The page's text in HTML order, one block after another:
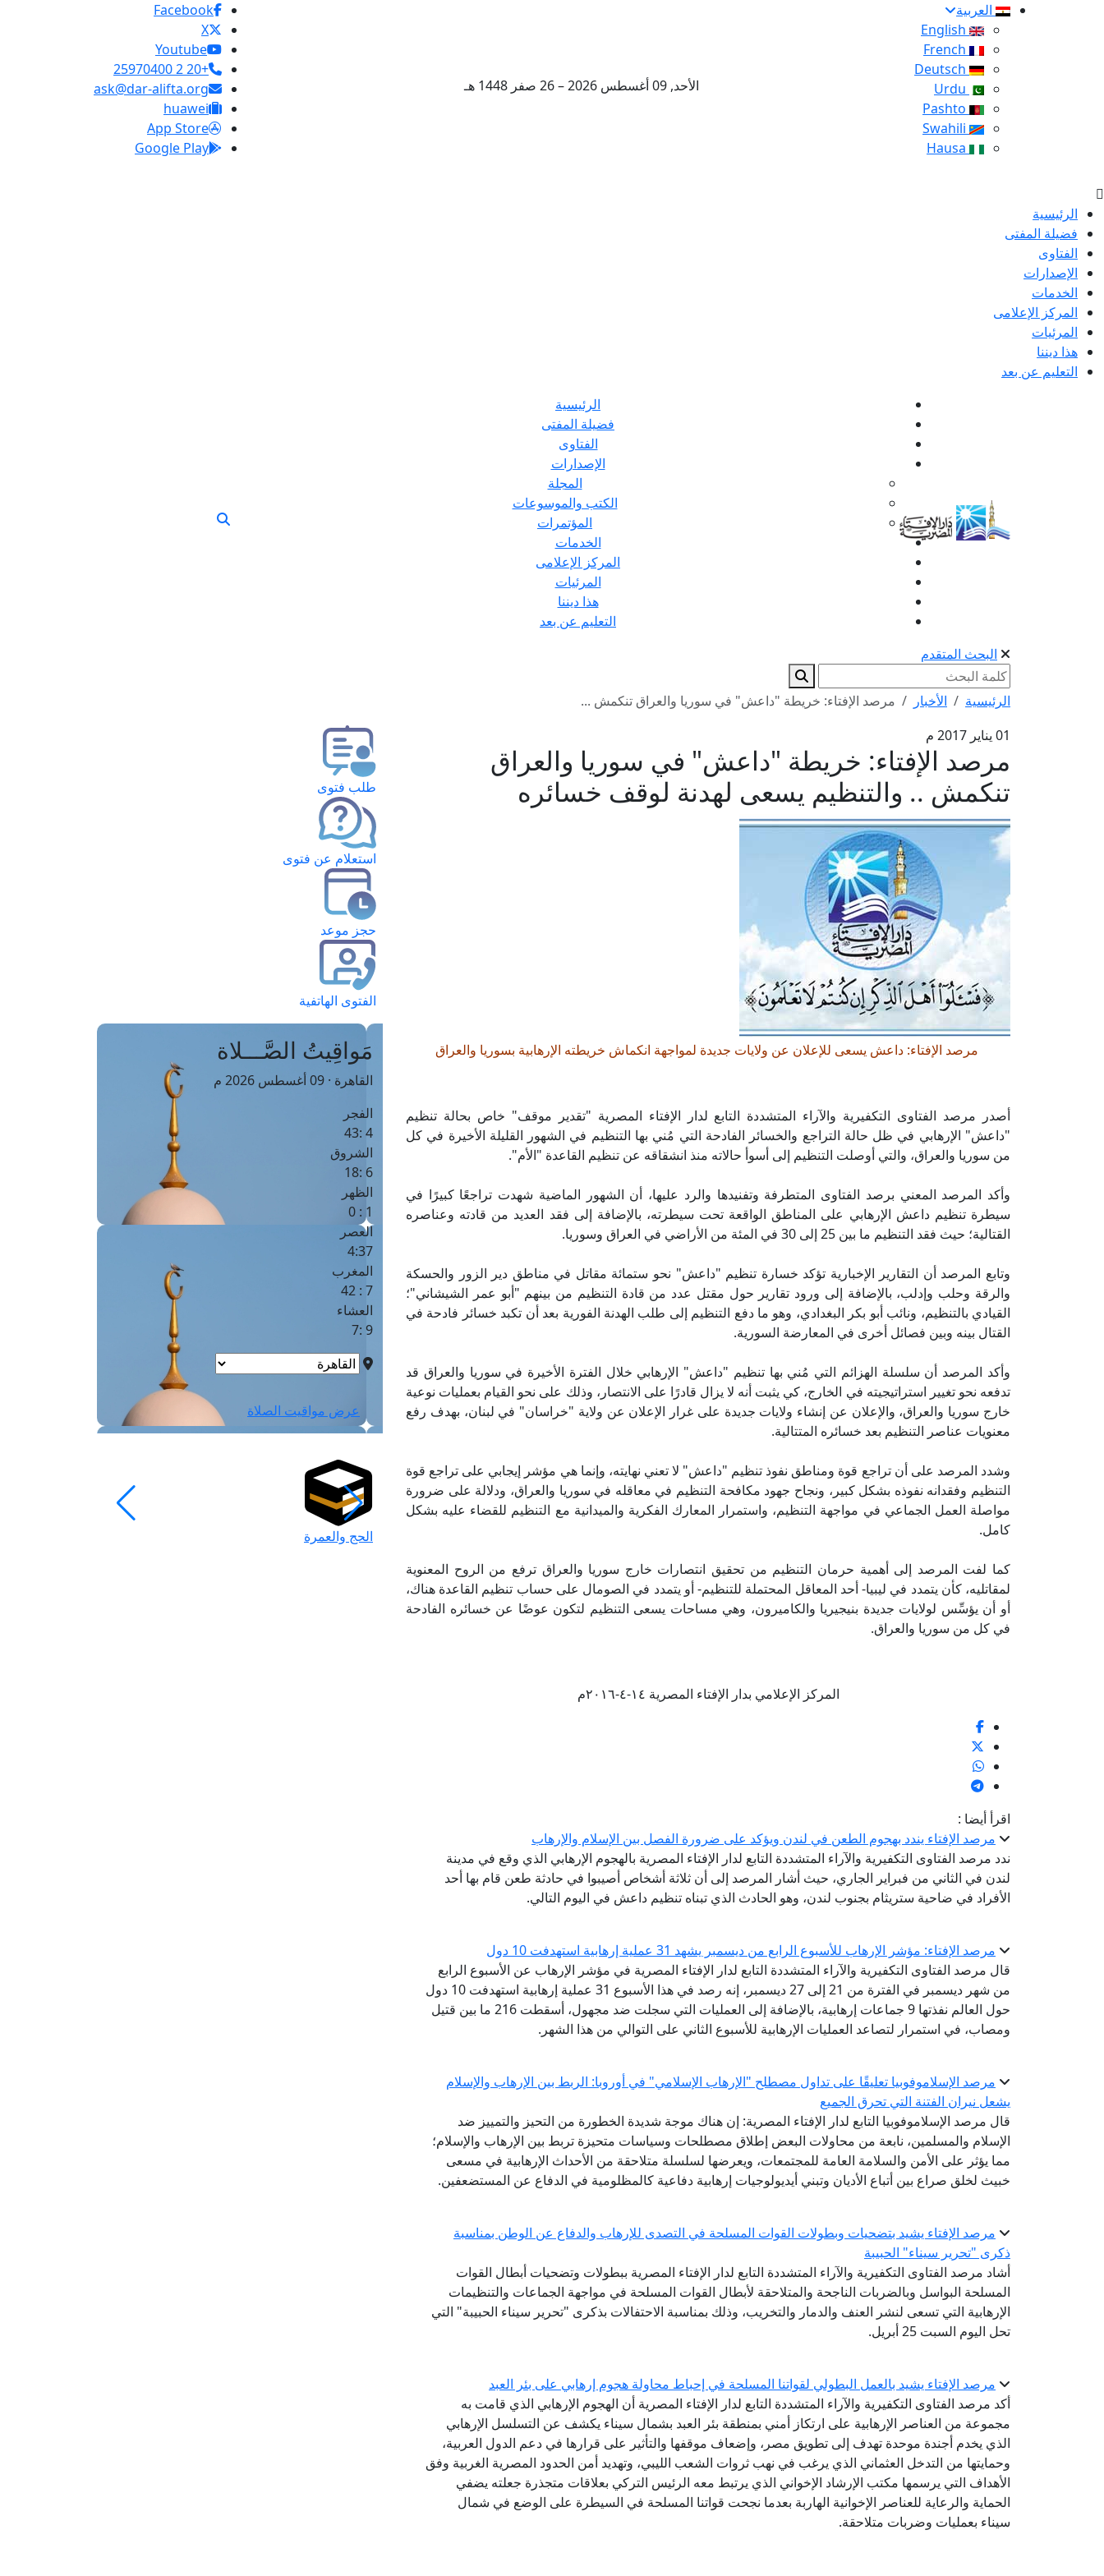
العربية
الأحد, 09 أغسطس 2026 – 26 صفر 1448 هـ
Facebook
X
Youtube
+20 2 25970400
ask@dar-alifta.org
huawei
App Store
Google Play
الرئيسية
فضيلة المفتى
الفتاوى
الإصدارات
الخدمات
المركز الإعلامى
المرئيات
هذا ديننا
التعليم عن بعد
الرئيسية
فضيلة المفتى
الفتاوى
الإصدارات
المجلة
الكتب والموسوعات
المؤتمرات
الخدمات
المركز الإعلامى
المرئيات
هذا ديننا
التعليم عن بعد
البحث المتقدم
الرئيسية الأخبار
مرصد الإفتاء: خريطة "داعش" في سوريا والعراق تنكمش ...
01 يناير 2017 م
مرصد الإفتاء: خريطة "داعش" في سوريا والعراق
تنكمش .. والتنظيم يسعى لهدنة لوقف خسائره
مرصد الإفتاء: داعش يسعى للإعلان عن ولايات جديدة لمواجهة انكماش خريطته الإرهابية بسوريا والعراق
أصدر مرصد الفتاوى التكفيرية والآراء المتشددة التابع لدار الإفتاء المصرية "تقدير موقف" خاص بحالة تنظيم
"داعش" الإرهابي في ظل حالة التراجع والخسائر الفادحة التي مُني بها التنظيم في الشهور القليلة الأخيرة في كل
من سوريا والعراق، والتي أوصلت التنظيم إلى أسوأ حالاته منذ انشقاقه عن تنظيم القاعدة "الأم".
وأكد المرصد المعني برصد الفتاوى المتطرفة وتفنيدها والرد عليها، أن الشهور الماضية شهدت تراجعًا كبيرًا في
سيطرة تنظيم داعش الإرهابي على المناطق الواقعة تحت سيطرته، بالإضافة إلى فقد العديد من قادته وعناصره
القتالية؛ حيث فقد التنظيم ما بين 25 إلى 30 في المئة من الأراضي في العراق وسوريا.
وتابع المرصد أن التقارير الإخبارية تؤكد خسارة تنظيم "داعش" نحو ستمائة مقاتل في مناطق دير الزور والحسكة
والرقة وحلب وإدلب، بالإضافة إلى ورود تقارير حول مقتل عدد من قادة التنظيم من بينهم "أبو عمر الشيشاني"؛
القيادي بالتنظيم، ونائب أبو بكر البغدادي، وهو ما دفع التنظيم إلى طلب الهدنة الفورية بعد أن تكبد خسائر فادحة في
القتال بينه وبين فصائل أخرى في المعارضة السورية.
وأكد المرصد أن سلسلة الهزائم التي مُني بها تنظيم "داعش" الإرهابي خلال الفترة الأخيرة في سوريا والعراق قد
تدفعه نحو تغيير استراتيجيته في الخارج، كي يثبت أنه لا يزال قادرًا على الانتصار، وذلك على نحو القيام بعمليات نوعية
خارج سوريا والعراق، والإعلان عن إنشاء ولايات جديدة على غرار الإعلان عن ولاية "خراسان" في لبنان، بهدف رفع
معنويات عناصر التنظيم بعد خسائره المتتالية.
وشدد المرصد على أن تراجع قوة ومناطق نفوذ تنظيم "داعش" لا تعني نهايته، وإنما هي مؤشر إيجابي على تراجع قوة
التنظيم وفقدانه نفوذه بشكل كبير، ونجاح جهود مكافحة التنظيم في معاقله في سوريا والعراق، ودلالة على ضرورة
مواصلة العمل الجماعي في مواجهة التنظيم، واستمرار المعارك الفكرية والميدانية مع التنظيم للقضاء عليه بشكل
كامل.
كما لفت المرصد إلى أهمية حرمان التنظيم من تحقيق انتصارات خارج سوريا والعراق ترفع من الروح المعنوية
لمقاتليه، كأن يتمدد في ليبيا- أحد المعاقل المحتملة للتنظيم- أو يتمدد في الصومال على حساب تنظيم القاعدة هناك،
أو أن يؤسِّس لولايات جديدة بنيجيريا والكاميرون، وهي مساحات يسعى التنظيم لتكون عوضًا عن خسائره الفادحة
في كل من سوريا والعراق.
المركز الإعلامي بدار الإفتاء المصرية ١٤-٤-٢٠١٦م
اقرأ أيضا :
مرصد الإفتاء يندد بهجوم الطعن في لندن ويؤكد على ضرورة الفصل بين الإسلام والإرهاب
ندد مرصد الفتاوى التكفيرية والآراء المتشددة التابع لدار الإفتاء المصرية بالهجوم الإرهابي الذي وقع في مدينة
لندن في الثاني من فبراير الجاري، حيث أشار المرصد إلى أن ثلاثة أشخاص أصيبوا في حادثة طعن قام بها أحد
الأفراد في ضاحية ستريثام بجنوب لندن، وهو الحادث الذي تبناه تنظيم داعش في اليوم التالي.
مرصد الإفتاء: مؤشر الإرهاب للأسبوع الرابع من ديسمبر يشهد 31 عملية إرهابية استهدفت 10 دول
قال مرصد الفتاوى التكفيرية والآراء المتشددة التابع لدار الإفتاء المصرية في مؤشر الإرهاب عن الأسبوع الرابع
من شهر ديسمبر في الفترة من 21 إلى 27 ديسمبر، إنه رصد في هذا الأسبوع 31 عملية إرهابية استهدفت 10 دول
حول العالم نفذتها 9 جماعات إرهابية، بالإضافة إلى العمليات التي سجلت ضد مجهول، أسقطت 216 ما بين قتيل
ومصاب، في استمرار لتصاعد العمليات الإرهابية للأسبوع الثاني على التوالي من هذا الشهر.
مرصد الإسلاموفوبيا تعليقًا على تداول مصطلح "الإرهاب الإسلامي" في أوروبا: الربط بين الإرهاب والإسلام
يشعل نيران الفتنة التي تحرق الجميع
قال مرصد الإسلاموفوبيا التابع لدار الإفتاء المصرية: إن هناك موجة شديدة الخطورة من التحيز والتمييز ضد
الإسلام والمسلمين، نابعة من محاولات البعض إطلاق مصطلحات وسياسات متحيزة تربط بين الإرهاب والإسلام؛
مما يؤثر على الأمن والسلامة العامة للمجتمعات، ويعرضها لسلسلة متلاحقة من الأحداث الإرهابية في مسعى
خبيث لخلق صراع بين أتباع الأديان وتبني أيديولوجيات إرهابية دفاعية كالمظلومية في الدفاع عن المستضعفين.
مرصد الإفتاء يشيد بتضحيات وبطولات القوات المسلحة في التصدى للإرهاب والدفاع عن الوطن بمناسبة
ذكرى "تحرير سيناء" الحبيبة
أشاد مرصد الفتاوى التكفيرية والآراء المتشددة التابع لدار الإفتاء المصرية ببطولات وتضحيات أبطال القوات
المسلحة البواسل وبالضربات الناجحة والمتلاحقة لأبطال القوات المسلحة في مواجهة الجماعات والتنظيمات
الإرهابية التي تسعى لنشر العنف والدمار والتخريب، وذلك بمناسبة الاحتفالات بذكرى "تحرير سيناء الحبيبة" التي
تحل اليوم السبت 25 أبريل.
مرصد الإفتاء يشيد بالعمل البطولي لقواتنا المسلحة في إحباط محاولة هجوم إرهابي على بئر العبد
أكد مرصد الفتاوى التكفيرية والآراء المتشددة التابع لدار الإفتاء المصرية أن الهجوم الإرهابي الذي قامت به
مجموعة من العناصر الإرهابية على ارتكاز أمني بمنطقة بئر العبد بشمال سيناء يكشف عن التسلسل الإرهابي
الذي يخدم أجندة موحدة تهدف إلى تطويق مصر، وإضعاف موقفها والتأثير على قرارها في دعم الدول العربية،
وحمايتها من التدخل العثماني الذي يرغب في نهب ثروات الشعب الليبي، وتهديد أمن الحدود المصرية الغربية وفق
الأهداف التي يرسمها مكتب الإرشاد الإخواني الذي يرتبط معه الرئيس التركي بعلاقات متجذرة جعلته يضفي
الحماية والرعاية للعناصر الإخوانية الهاربة بعدما نجحت قواتنا المسلحة في السيطرة على الوضع في شمال
سيناء بعمليات وضربات متلاحقة.
طلب فتوى
استعلام عن فتوى
حجز موعد
الفتوى الهاتفية
مَواقِيتُ الصَّـــلاة
القاهرة · 09 أغسطس 2026 م
الفجر
4 :43
الشروق
6 :18
الظهر
1 : 0
العصر
4:37
المغرب
7 : 42
العشاء
9 :7
عرض مواقيت الصلاة
الحج والعمرة